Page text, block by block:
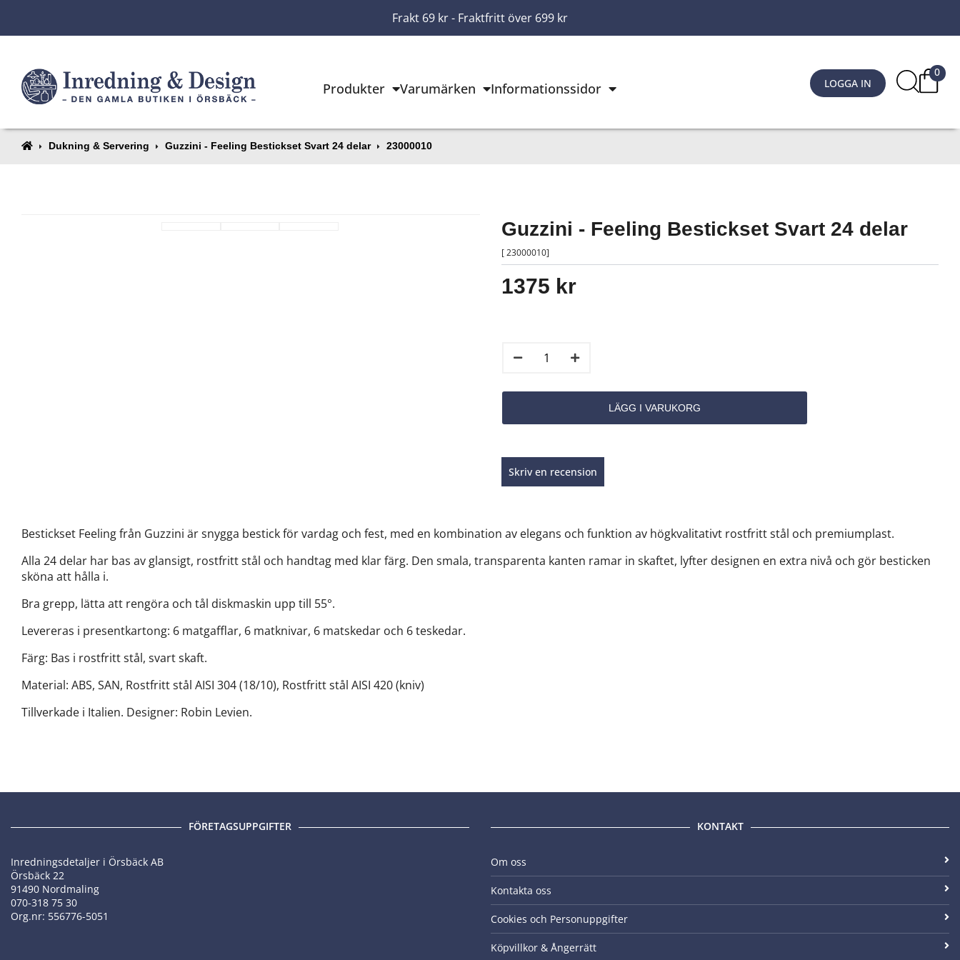
Frakt 69 kr - Fraktfritt över 699 kr
Produkter Varumärken Informationssidor LOGGA IN
0
Dukning & Servering Guzzini - Feeling Bestickset Svart 24 delar 23000010
Guzzini - Feeling Bestickset Svart 24 delar
[ 23000010]
1375 kr
Skriv en recension
Bestickset Feeling från Guzzini är snygga bestick för vardag och fest, med en kombination av elegans och funktion av högkvalitativt rostfritt stål och premiumplast.
Alla 24 delar har bas av glansigt, rostfritt stål och handtag med klar färg. Den smala, transparenta kanten ramar in skaftet, lyfter designen en extra nivå och gör besticken
sköna att hålla i.
Bra grepp, lätta att rengöra och tål diskmaskin upp till 55°.
Levereras i presentkartong: 6 matgafflar, 6 matknivar, 6 matskedar och 6 teskedar.
Färg: Bas i rostfritt stål, svart skaft.
Material: ABS, SAN, Rostfritt stål AISI 304 (18/10), Rostfritt stål AISI 420 (kniv)
Tillverkade i Italien. Designer: Robin Levien.
FÖRETAGSUPPGIFTER
Inredningsdetaljer i Örsbäck AB
Örsbäck 22
91490 Nordmaling
070-318 75 30
Org.nr: 556776-5051
KONTAKT
Om oss
Kontakta oss
Cookies och Personuppgifter
Köpvillkor & Ångerrätt